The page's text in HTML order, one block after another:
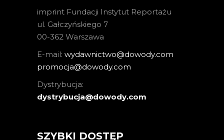
imprint Fundacji Instytut Reportażu
ul. Gałczyńskiego 7
00-362 Warszawa
E-mail: wydawnictwo@dowody.com
promocja@dowody.com
Dystrybucja:
dystrybucja@dowody.com
SZYBKI DOSTĘP